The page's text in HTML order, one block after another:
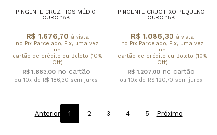
PINGENTE CRUZ FIOS MÉDIO
OURO 18K
R$ 1.676,70 à vista
no Pix Parcelado, Pix, uma vez
no
cartão de crédito ou Boleto (10%
Off)
R$ 1.863,00
ou 10x de R$ 186,30 sem juros
PINGENTE CRUCIFIXO PEQUENO
OURO 18K
R$ 1.086,30 à vista
no Pix Parcelado, Pix, uma vez
no
cartão de crédito ou Boleto (10%
Off)
R$ 1.207,00
ou 10x de R$ 120,70 sem juros
Anterior 1 2 3 4 5 Próximo